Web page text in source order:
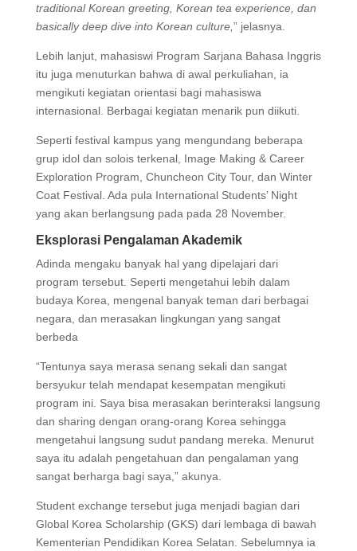
traditional Korean greeting, Korean tea experience, dan
basically deep dive into Korean culture, ” jelasnya.
Lebih lanjut, mahasiswi Program Sarjana Bahasa Inggris
itu juga menuturkan bahwa di awal perkuliahan, ia
mengikuti kegiatan orientasi bagi mahasiswa
internasional. Berbagai kegiatan menarik pun diikuti.
Seperti festival kampus yang mengundang beberapa
grup idol dan solois terkenal, Image Making & Career
Exploration Program, Chuncheon City Tour, dan Winter
Coat Festival. Ada pula International Students’ Night
yang akan berlangsung pada pada 28 November.
Eksplorasi Pengalaman Akademik
Adinda mengaku banyak hal yang dipelajari dari
program tersebut. Seperti mengetahui lebih dalam
budaya Korea, mengenal banyak teman dari berbagai
negara, dan merasakan lingkungan yang sangat
berbeda
“Tentunya saya merasa senang sekali dan sangat
bersyukur telah mendapat kesempatan mengikuti
program ini. Saya bisa merasakan berinteraksi langsung
dan sharing dengan orang-orang Korea sehingga
mengetahui langsung sudut pandang mereka. Menurut
saya itu adalah pengetahuan dan pengalaman yang
sangat berharga bagi saya,” akunya.
Student exchange tersebut juga menjadi bagian dari
Global Korea Scholarship (GKS) dari lembaga di bawah
Kementerian Pendidikan Korea Selatan. Sebelumnya ia